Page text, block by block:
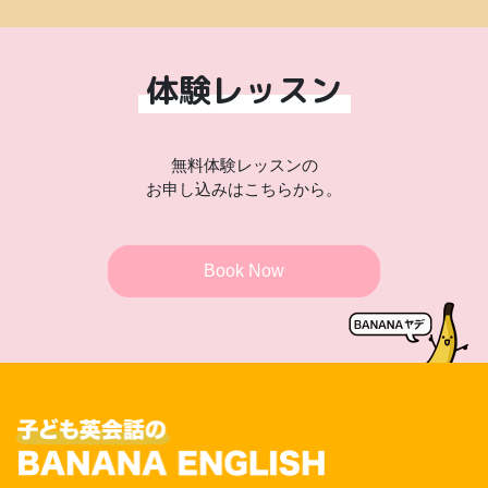
体験レッスン
無料体験レッスンの
お申し込みはこちらから。
Book Now